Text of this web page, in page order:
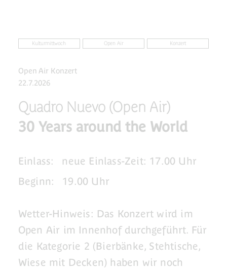
Kulturmittwoch Open Air Konzert
Open Air Konzert
22.7.2026
Quadro Nuevo (Open Air)
30 Years around the World
Einlass:
neue Einlass-Zeit: 17.00 Uhr
Beginn:
19.00 Uhr
Wetter-Hinweis: Das Konzert wird im
Open Air im Innenhof durchgeführt. Für
die Kategorie 2 (Bierbänke, Stehtische,
Wiese mit Decken) haben wir noch